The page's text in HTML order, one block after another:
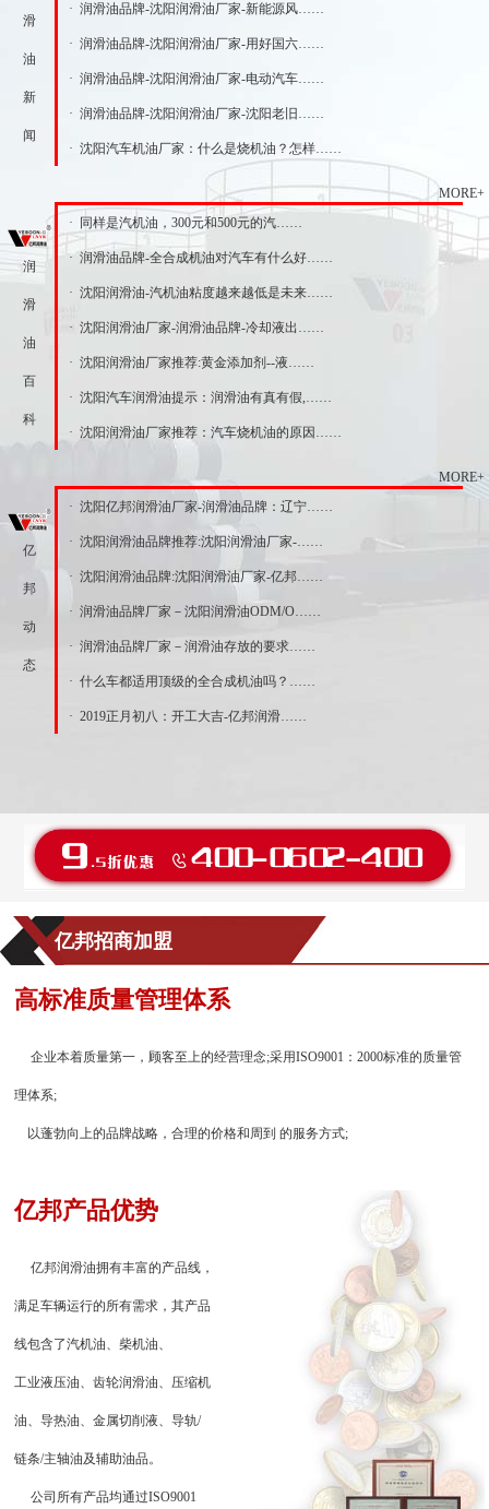
滑
油
新
闻
· 润滑油品牌-沈阳润滑油厂家-新能源风……
· 润滑油品牌-沈阳润滑油厂家-用好国六……
· 润滑油品牌-沈阳润滑油厂家-电动汽车……
· 润滑油品牌-沈阳润滑油厂家-沈阳老旧……
· 沈阳汽车机油厂家：什么是烧机油？怎样……
MORE+
润
滑
油
百
科
· 同样是汽机油，300元和500元的汽……
· 润滑油品牌-全合成机油对汽车有什么好……
· 沈阳润滑油-汽机油粘度越来越低是未来……
· 沈阳润滑油厂家-润滑油品牌-冷却液出……
· 沈阳润滑油厂家推荐:黄金添加剂--液……
· 沈阳汽车润滑油提示：润滑油有真有假,……
· 沈阳润滑油厂家推荐：汽车烧机油的原因……
MORE+
亿
邦
动
态
· 沈阳亿邦润滑油厂家-润滑油品牌：辽宁……
· 沈阳润滑油品牌推荐:沈阳润滑油厂家-……
· 沈阳润滑油品牌:沈阳润滑油厂家-亿邦……
· 润滑油品牌厂家－沈阳润滑油ODM/O……
· 润滑油品牌厂家－润滑油存放的要求……
· 什么车都适用顶级的全合成机油吗？……
· 2019正月初八：开工大吉-亿邦润滑……
亿邦招商加盟
高标准质量管理体系
企业本着质量第一，顾客至上的经营理念;采用ISO9001：2000标准的质量管
理体系;
以蓬勃向上的品牌战略，合理的价格和周到 的服务方式;
亿邦产品优势
亿邦润滑油拥有丰富的产品线，
满足车辆运行的所有需求，其产品
线包含了汽机油、柴机油、
工业液压油、齿轮润滑油、压缩机
油、导热油、金属切削液、导轨/
链条/主轴油及辅助油品。
公司所有产品均通过ISO9001